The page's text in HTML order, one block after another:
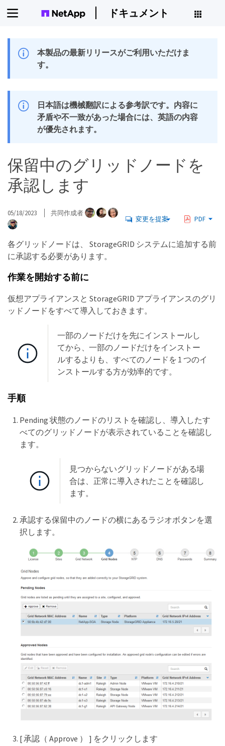
ドキュメント
本製品の最新リリースがご利用いただけま
す。
日本語は機械翻訳による参考訳です。内容に
矛盾や不一致があった場合には、英語の内容
が優先されます。
保留中のグリッドノードを
承認します
05/18/2023 共同作成者
変更を提案 PDF
各グリッドノードは、 StorageGRID システムに追加する前
に承認する必要があります。
作業を開始する前に
仮想アプライアンスと StorageGRID アプライアンスのグリ
ッドノードをすべて導入しておきます。
一部のノードだけを先にインストールし
てから、一部のノードだけをインストー
ルするよりも、すべてのノードを 1 つのイ
ンストールする方が効率的です。
手順
Pending 状態のノードのリストを確認し、導入したす
べてのグリッドノードが表示されていることを確認し
ます。
見つからないグリッドノードがある場
合は、正常に導入されたことを確認し
ます。
承認する保留中のノードの横にあるラジオボタンを選
択します。
[ 承認（ Approve ） ] をクリックします